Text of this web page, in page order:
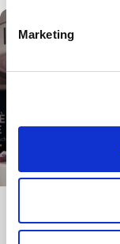
Marketing
Tourist Info